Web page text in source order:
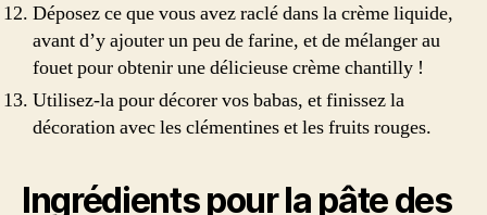
Déposez ce que vous avez raclé dans la crème liquide,
avant d’y ajouter un peu de farine, et de mélanger au
fouet pour obtenir une délicieuse crème chantilly !
Utilisez-la pour décorer vos babas, et finissez la
décoration avec les clémentines et les fruits rouges.
Ingrédients pour la pâte des